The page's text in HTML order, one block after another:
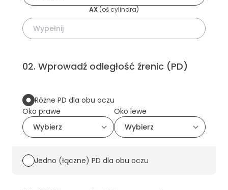
AX (oś cylindra)
02. Wprowadź odległość źrenic (PD)
Różne PD dla obu oczu
Oko prawe
Oko lewe
Jedno (łączne) PD dla obu oczu